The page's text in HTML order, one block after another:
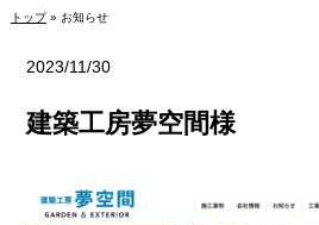
トップ» お知らせ
2023/11/30
建築工房夢空間様